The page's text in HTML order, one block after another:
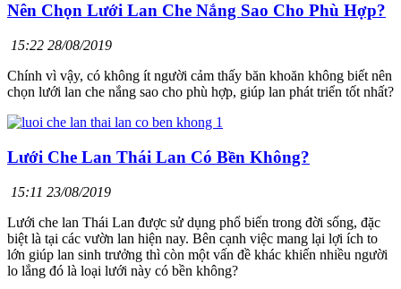
Nên Chọn Lưới Lan Che Nắng Sao Cho Phù Hợp?
15:22 28/08/2019
Chính vì vậy, có không ít người cảm thấy băn khoăn không biết nên
chọn lưới lan che nắng sao cho phù hợp, giúp lan phát triển tốt nhất?
Lưới Che Lan Thái Lan Có Bền Không?
15:11 23/08/2019
Lưới che lan Thái Lan được sử dụng phổ biến trong đời sống, đặc
biệt là tại các vườn lan hiện nay. Bên cạnh việc mang lại lợi ích to
lớn giúp lan sinh trưởng thì còn một vấn đề khác khiến nhiều người
lo lắng đó là loại lưới này có bền không?